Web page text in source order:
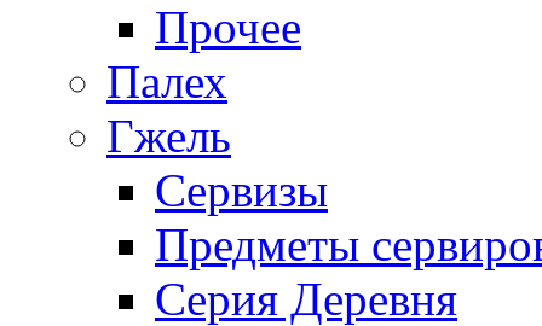
Прочее
Палех
Гжель
Сервизы
Предметы
Серия Деревня